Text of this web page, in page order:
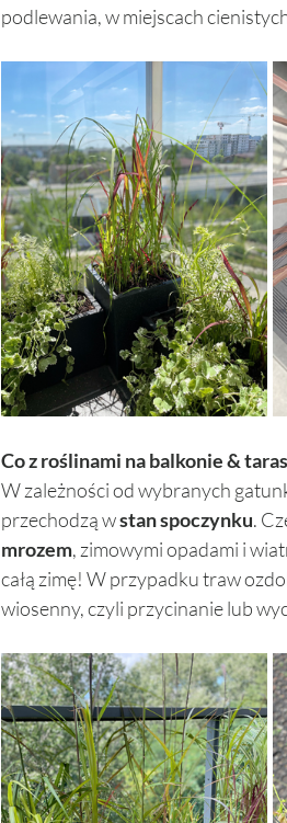
podlewania, w miejscach
Co z roślinami na balkonie &
W zależności od wybranych
przechodzą w stan spoczynku.
mrozem, zimowymi opadami i
całą zimę! W przypadku traw
wiosenny, czyli przycinanie lub